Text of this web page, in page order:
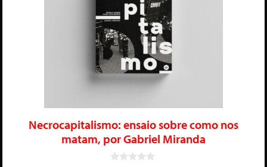
Necrocapitalismo: ensaio sobre como nos
matam, por Gabriel Miranda